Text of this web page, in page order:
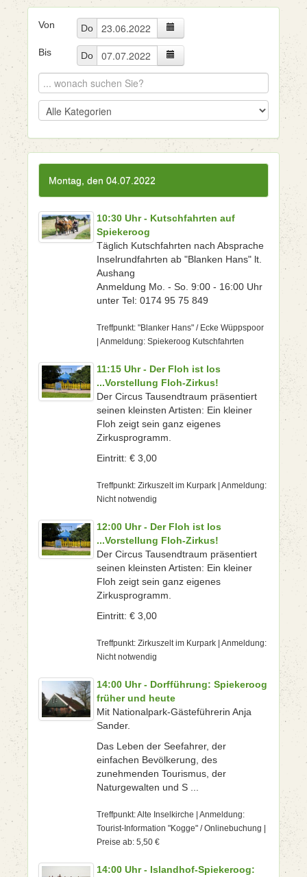
Von Do
Bis Do
Montag, den 04.07.2022
10:30 Uhr - Kutschfahrten auf
Spiekeroog
Täglich Kutschfahrten nach Absprache
Inselrundfahrten ab "Blanken Hans" lt.
Aushang
Anmeldung Mo. - So. 9:00 - 16:00 Uhr
unter Tel: 0174 95 75 849
Treffpunkt: "Blanker Hans" / Ecke Wüppspoor
| Anmeldung: Spiekeroog Kutschfahrten
11:15 Uhr - Der Floh ist los
...Vorstellung Floh-Zirkus!
Der Circus Tausendtraum präsentiert
seinen kleinsten Artisten: Ein kleiner
Floh zeigt sein ganz eigenes
Zirkusprogramm.
Eintritt: € 3,00
Treffpunkt: Zirkuszelt im Kurpark | Anmeldung:
Nicht notwendig
12:00 Uhr - Der Floh ist los
...Vorstellung Floh-Zirkus!
Der Circus Tausendtraum präsentiert
seinen kleinsten Artisten: Ein kleiner
Floh zeigt sein ganz eigenes
Zirkusprogramm.
Eintritt: € 3,00
Treffpunkt: Zirkuszelt im Kurpark | Anmeldung:
Nicht notwendig
14:00 Uhr - Dorfführung: Spiekeroog
früher und heute
Mit Nationalpark-Gästeführerin Anja
Sander.
Das Leben der Seefahrer, der
einfachen Bevölkerung, des
zunehmenden Tourismus, der
Naturgewalten und S ...
Treffpunkt: Alte Inselkirche | Anmeldung:
Tourist-Information "Kogge" / Onlinebuchung |
Preise ab: 5,50 €
14:00 Uhr - Islandhof-Spiekeroog: